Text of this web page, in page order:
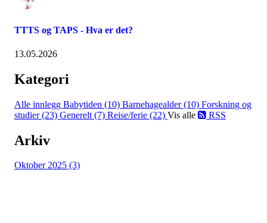
TTTS og TAPS - Hva er det?
13.05.2026
Kategori
Alle innlegg Babytiden (10) Barnehagealder (10) Forskning og
studier (23) Generelt (7) Reise/ferie (22) Vis alle RSS
Arkiv
Oktober 2025 (3)